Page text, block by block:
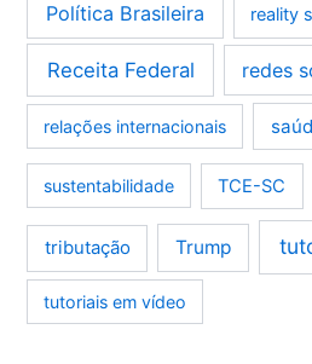
Política Brasileira reality
Receita Federal redes
relações internacionais
sustentabilidade TCE-SC
tributação Trump
tutoriais em vídeo